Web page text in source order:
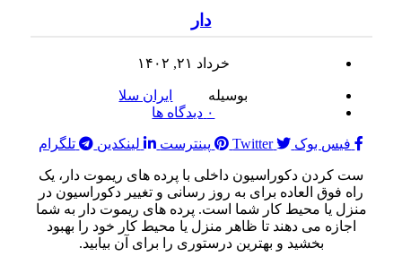
دار
خرداد ۲۱, ۱۴۰۲
بوسیله
ایران سلا
۰ دیدگاه ها
فیس بوک Twitter پینترست لینکدین تلگرام
ست کردن دکوراسیون داخلی با پرده های ریموت دار، یک
راه فوق العاده برای به روز رسانی و تغییر دکوراسیون در
منزل یا محیط کار شما است. پرده های ریموت دار به شما
اجازه می دهند تا ظاهر منزل یا محیط کار خود را بهبود
بخشید و بهترین درستوری را برای آن بیابید.